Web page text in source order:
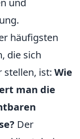
häufigsten
die sich
stellen, ist: Wie
man die
Der